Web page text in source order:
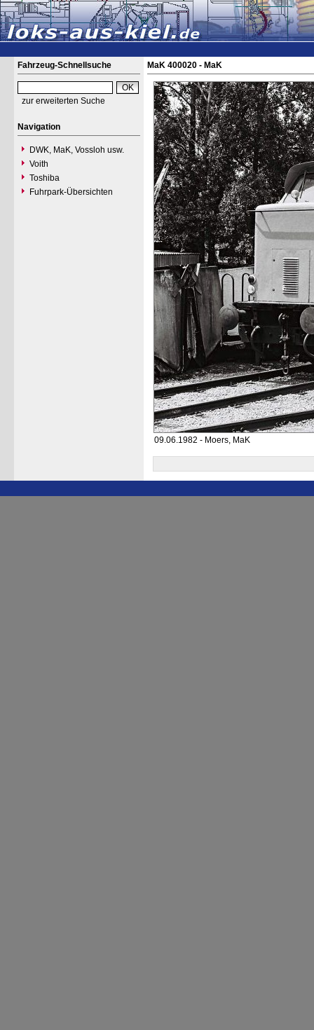
Fahrzeug-Schnellsuche
zur erweiterten Suche
Navigation
DWK, MaK, Vossloh usw.
Voith
Toshiba
Fuhrpark-Übersichten
MaK 400020 - MaK
09.06.1982 - Moers, MaK